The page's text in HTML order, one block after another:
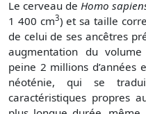
Le cerveau de Homo
1 400 cm3) et sa taille
de celui de ses ancêtres
augmentation du
peine 2 millions d’années
néoténie, qui se
caractéristiques propres